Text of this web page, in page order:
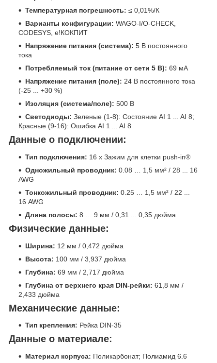
Температурная погрешность: ≤ 0,01%/К
Варианты конфигурации: WAGO-I/O-CHECK,
CODESYS, e!КОКПИТ
Напряжение питания (система): 5 В постоянного
тока
Потребляемый ток (питание от сети 5 В): 69 мА
Напряжение питания (поле): 24 В постоянного тока
(-25 ... +30 %)
Изоляция (система/поле): 500 В
Светодиоды: Зеленые (1-8): Состояние AI 1 ... AI 8;
Красные (9-16): Ошибка AI 1 ... AI 8
Данные о подключении:
Тип подключения: 16 x Зажим для клетки push-in®
Одножильный проводник: 0.08 … 1,5 мм² / 28 ... 16
AWG
Тонкожильный проводник: 0.25 … 1,5 мм² / 22 ...
16 AWG
Длина полосы: 8 … 9 мм / 0,31 ... 0,35 дюйма
Физические данные:
Ширина: 12 мм / 0,472 дюйма
Высота: 100 мм / 3,937 дюйма
Глубина: 69 мм / 2,717 дюйма
Глубина от верхнего края DIN-рейки: 61,8 мм /
2,433 дюйма
Механические данные:
Тип крепления: Рейка DIN-35
Данные о материале:
Материал корпуса: Поликарбонат; Полиамид 6.6